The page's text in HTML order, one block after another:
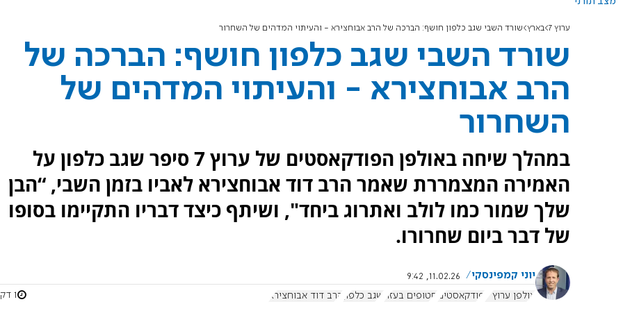
ערוץ 7 בארץ שורד השבי שגב כלפון חושף: הברכה של הרב אבוחצירא - והעיתוי המדהים של השחרור
שורד השבי שגב כלפון חושף: הברכה של
הרב אבוחצירא - והעיתוי המדהים של
השחרור
במהלך שיחה באולפן הפודקאסטים של ערוץ 7 סיפר שגב כלפון על
האמירה המצמררת שאמר הרב דוד אבוחצירא לאביו בזמן השבי, “הבן
שלך שמור כמו לולב ואתרוג ביחד", ושיתף כיצד דבריו התקיימו בסופו
של דבר ביום שחרורו.
יוני קמפינסקי
11.02.26, 9:42
אולפן ערוץ 7
פודקאסטים חטופים בעזה שגב כלפון הרב דוד אבוחצירא 1 דקות